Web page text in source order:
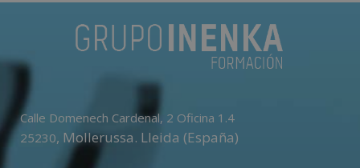
Calle Domenech Cardenal, 2 Oficina 1.4
25230, Mollerussa. Lleida (España)